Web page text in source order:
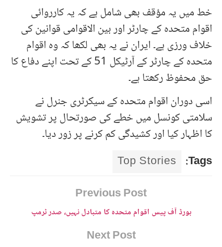
خط میں یہ مؤقف بھی شامل ہے کہ یہ کارروائی
اقوام متحدہ کے چارٹر اور بین الاقوامی قوانین کی
خلاف ورزی ہے۔ ایران نے یہ بھی لکھا کہ وہ اقوام
متحدہ کے چارٹر کے آرٹیکل 51 کے تحت اپنے دفاع کا
حق محفوظ رکھتا ہے۔
اسی دوران اقوام متحدہ کے سیکرٹری جنرل نے
سلامتی کونسل میں خطے کی صورتحال پر تشویش
کا اظہار کیا اور کشیدگی کم کرنے پر زور دیا۔
Tags:
Top Stories
Previous Post
بورڈ آف پیس اقوام متحدہ کا متبادل نہیں، صدر ٹرمپ
Next Post